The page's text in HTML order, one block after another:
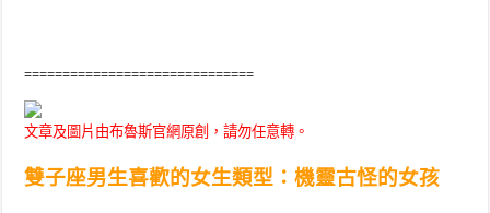
==============================
文章及圖片由布魯斯官網原創，請勿任意轉。
雙子座男生喜歡的女生類型：機靈古怪的女孩